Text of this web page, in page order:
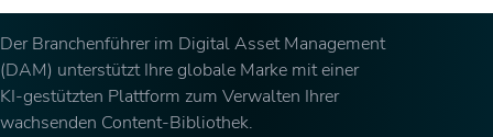
Der Branchenführer im Digital Asset Management
(DAM) unterstützt Ihre globale Marke mit einer
KI-gestützten Plattform zum Verwalten Ihrer
wachsenden Content-Bibliothek.